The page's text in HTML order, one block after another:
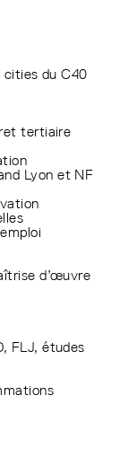
du C40
tertiaire
Lyon et NF
d’œuvre
FLJ, études